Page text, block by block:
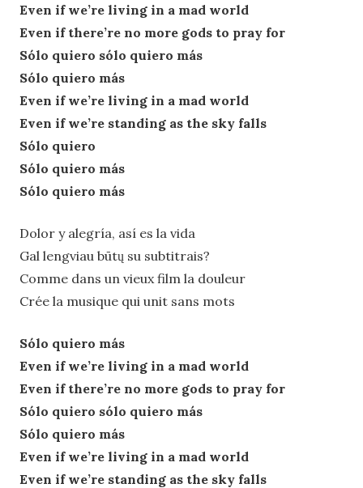
Even if we’re living in a mad world
Even if there’re no more gods to pray for
Sólo quiero sólo quiero más
Sólo quiero más
Even if we’re living in a mad world
Even if we’re standing as the sky falls
Sólo quiero
Sólo quiero más
Sólo quiero más
Dolor y alegría, así es la vida
Gal lengviau būtų su subtitrais?
Comme dans un vieux film la douleur
Crée la musique qui unit sans mots
Sólo quiero más
Even if we’re living in a mad world
Even if there’re no more gods to pray for
Sólo quiero sólo quiero más
Sólo quiero más
Even if we’re living in a mad world
Even if we’re standing as the sky falls